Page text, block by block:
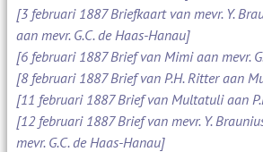
[3 februari 1887 Briefkaart van mevr. Y.
aan mevr. G.C. de Haas-Hanau]
[6 februari 1887 Brief van Mimi aan mevr.
[8 februari 1887 Brief van P.H. Ritter aan
[11 februari 1887 Brief van Multatuli aan
[12 februari 1887 Brief van mevr. Y.
mevr. G.C. de Haas-Hanau]